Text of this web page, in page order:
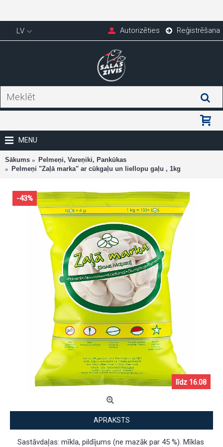
LV Autorizēties Reģistrēšana
MENU
Sākums
Pelmeņi, Vareņiki, Pankūkas
Pelmeņi "Zaļā marka" ar cūkgaļu un liellopu gaļu , 1kg
līdz 16.08
-43%
līdz 16.08
APRAKSTS
Sastāvdaļas: mīkla, pildījums (ne mazāk par 45 %). Mīklas